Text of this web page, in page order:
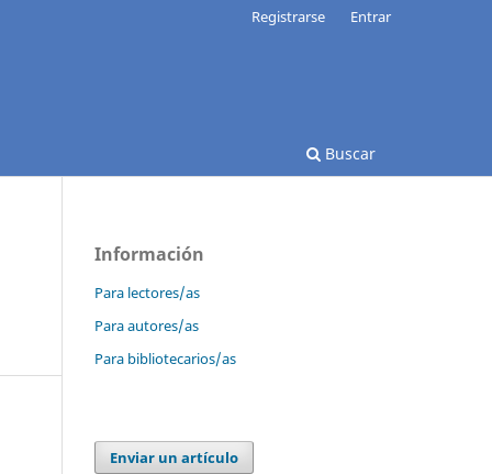
Buscar
Registrarse Entrar
Información
Para lectores/as
Para autores/as
Para bibliotecarios/as
Enviar un artículo